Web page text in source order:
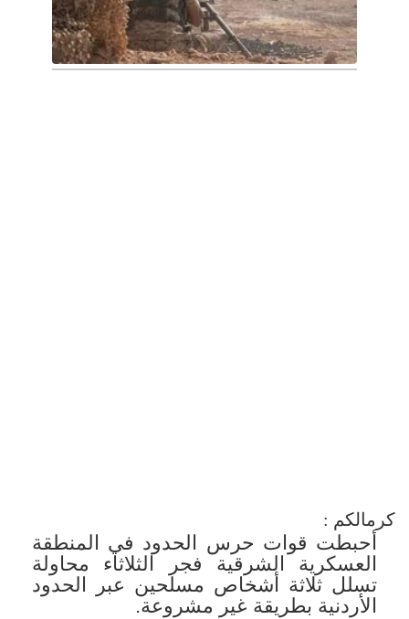
كرمالكم :
أحبطت قوات حرس الحدود في المنطقة
العسكرية الشرقية فجر الثلاثاء محاولة
تسلل ثلاثة أشخاص مسلحين عبر الحدود
الأردنية بطريقة غير مشروعة.